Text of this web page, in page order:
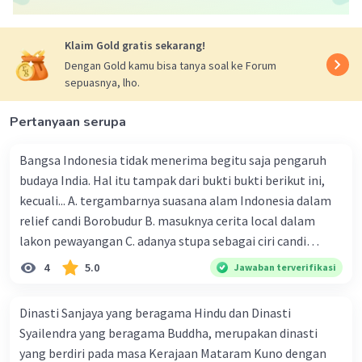
relief perahu kuno di Candi Borobudur (perahu layar
adalah pelaut. Terdapat sepuluh relief yang memuat
gambar perahu kuno, dengan model yang berbeda-
bahwa....
pengobatan tradisional.
Penjelasan: Dalam rangkaian informasi tersebut,
dijelaskan bahwa relief Candi Borobudur
menggambarkan masyarakat saat itu sedang meracik
jamu. Hal ini menunjukkan bahwa masyarakat Mataram
Kuno telah mengenal pengobatan tradisional.
Klaim Gold gratis sekarang!
Dengan Gold kamu bisa tanya soal ke Forum
sepuasnya, lho.
Pertanyaan serupa
Bangsa Indonesia tidak menerima begitu saja pengaruh
budaya India. Hal itu tampak dari bukti bukti berikut ini,
kecuali... A. tergambarnya suasana alam Indonesia dalam
relief candi Borobudur B. masuknya cerita local dalam
lakon pewayangan C. adanya stupa sebagai ciri candi
Budha D. sistem aturan kasta tidak berkembang dalam
kehidupan masyarakat Hindu Indonesia E. digunakannya
4 5.0 Jawaban terverifikasi
Dinasti Sanjaya yang beragama Hindu dan Dinasti
Syailendra yang beragama Buddha, merupakan dinasti
yang berdiri pada masa Kerajaan Mataram Kuno dengan